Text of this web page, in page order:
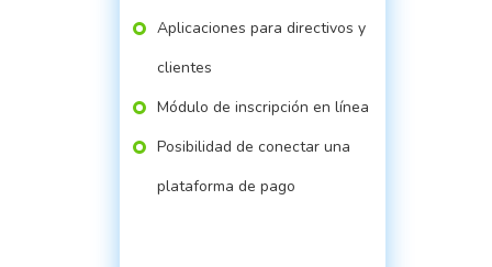
Aplicaciones para directivos y
clientes
Módulo de inscripción en línea
Posibilidad de conectar una
plataforma de pago